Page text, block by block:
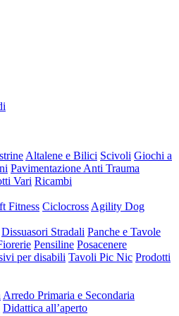
Altalene e Bilici Scivoli Giochi a
Pavimentazione Anti Trauma
Vari Ricambi
Fitness Ciclocross Agility Dog
Dissuasori Stradali Panche e Tavole
Pensiline Posacenere
per disabili Tavoli Pic Nic Prodotti
Arredo Primaria e Secondaria
Didattica all’aperto